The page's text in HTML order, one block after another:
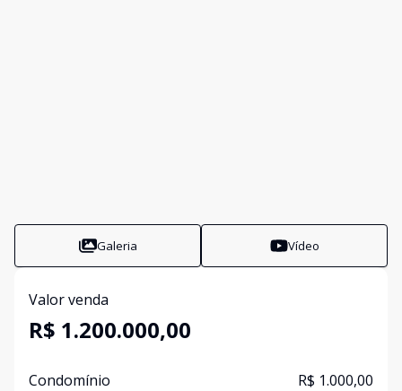
Galeria Vídeo
Valor venda
R$ 1.200.000,00
Condomínio R$ 1.000,00